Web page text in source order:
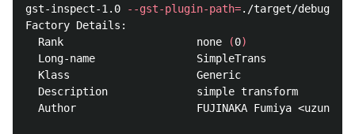
gst-inspect-1.0
--gst-plugin-path=./target/debug/ ./
Factory Details:
  Rank                     none
(0)
  Long-name                SimpleTrans
  Klass                    Generic
  Description              simple transform
Author                   FUJINAKA Fumiya